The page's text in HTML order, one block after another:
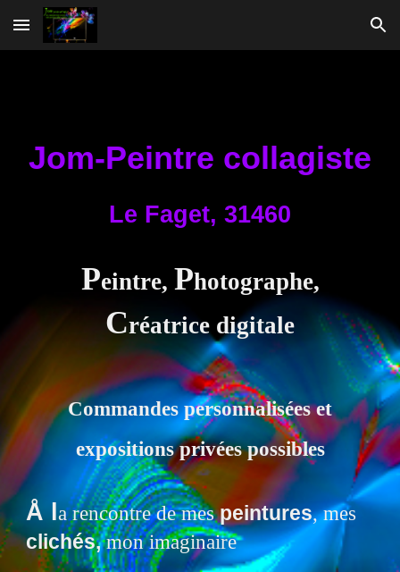
Skip to main content Skip to navigation
Jom-Peintre collagiste
Le Faget, 31460
Peintre, Photographe,
Créatrice digitale
Commandes personnalisées et
expositions privées possibles
Å la rencontrede mespeintures,mes
clichés,mon imaginaire